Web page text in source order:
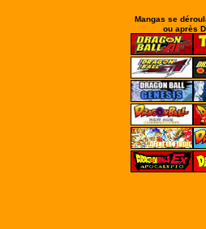
Mangas se
ou après